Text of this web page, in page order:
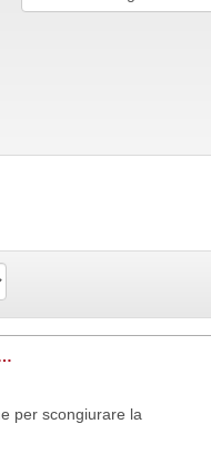
per scongiurare la